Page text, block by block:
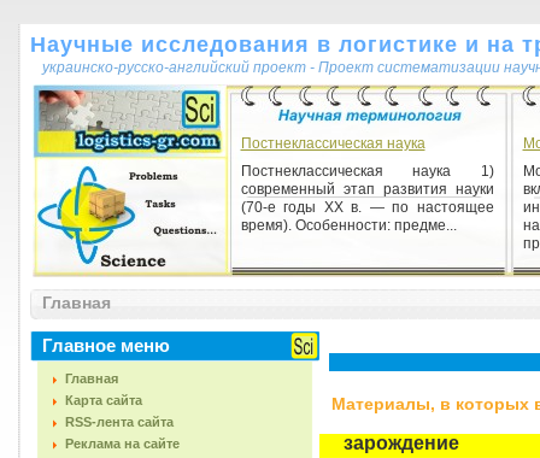
Научные исследования в логистике и на
украинско-русско-английский проект - Проект систематизации
Постнеклассическая наука
Постнеклассическая наука 1)
современный этап развития науки
(70-е годы XX в. — по настоящее
время). Особенности: предме...
Логічні помилки (від грец. logikos -
наука про закони і форм
наука про закони і форми мислення)
1) помилки в умовиводах,
міркуваннях, визначенн...
Главная
Главное меню
Главная
Карта сайта
RSS-лента сайта
Реклама на сайте
Материалы, в которых
зарождение